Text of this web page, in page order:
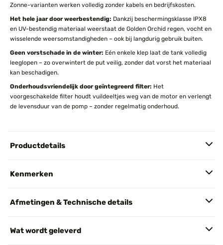
Zonne-varianten werken volledig zonder kabels en bedrijfskosten.
Het hele jaar door weerbestendig: Dankzij beschermingsklasse IPX8
en UV-bestendig materiaal weerstaat de Golden Orchid regen, vocht en
wisselende weersomstandigheden – ook bij langdurig gebruik buiten.
Geen vorstschade in de winter: Eén enkele klep laat de tank volledig
leeglopen – zo overwintert de put veilig, zonder dat vorst het materiaal
kan beschadigen.
Onderhoudsvriendelijk door geïntegreerd filter: Het
voorgeschakelde filter houdt vuildeeltjes weg van de motor en verlengt
de levensduur van de pomp – zonder regelmatig onderhoud.
Productdetails
Kenmerken
Afmetingen & Technische details
Wat wordt geleverd